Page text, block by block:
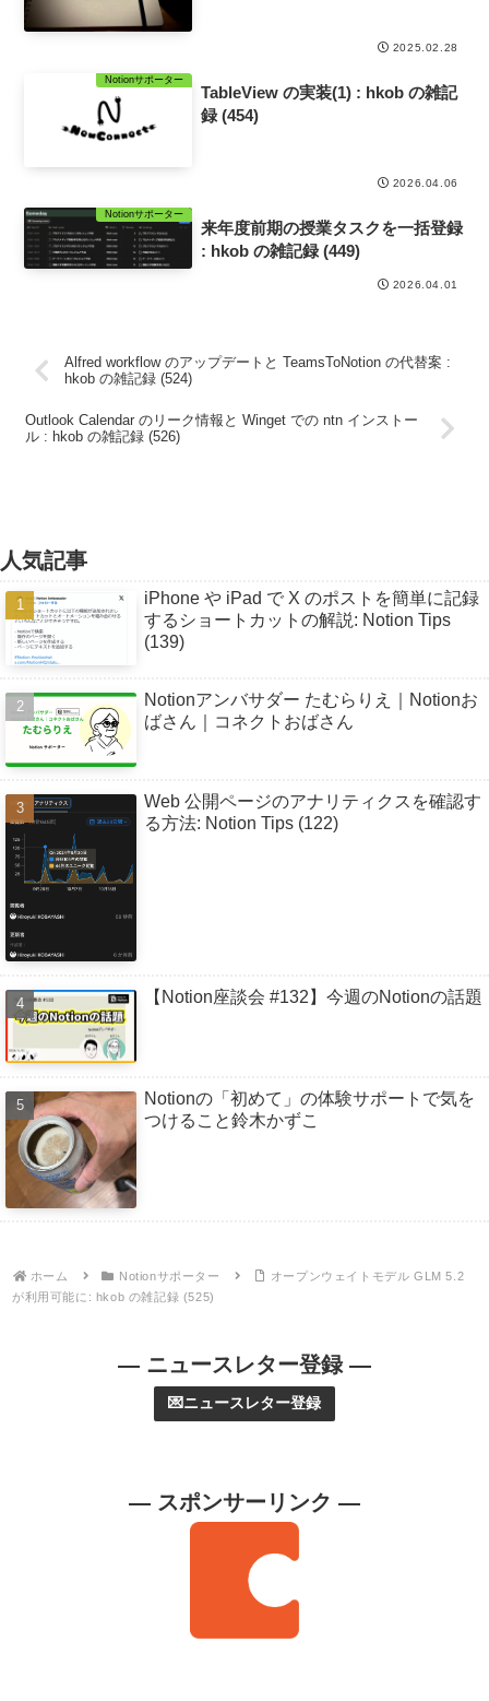
2025.02.28
Notionサポーター
TableView の実装(1) : hkob の雑記
録 (454)
2026.04.06
Notionサポーター
来年度前期の授業タスクを一括登録
: hkob の雑記録 (449)
2026.04.01
Alfred workflow のアップデートと TeamsToNotion の代替案 :
hkob の雑記録 (524)
Outlook Calendar のリーク情報と Winget での ntn インストー
ル : hkob の雑記録 (526)
人気記事
iPhone や iPad で X のポストを簡単に記録
するショートカットの解説: Notion Tips
(139)
Notionアンバサダー たむらりえ｜Notionお
ばさん｜コネクトおばさん
Web 公開ページのアナリティクスを確認す
る方法: Notion Tips (122)
【Notion座談会 #132】今週のNotionの話題
Notionの「初めて」の体験サポートで気を
つけること鈴木かずこ
ホーム Notionサポーター
オープンウェイトモデル GLM 5.2
が利用可能に: hkob の雑記録 (525)
— ニュースレター登録 —
💌ニュースレター登録
— スポンサーリンク —